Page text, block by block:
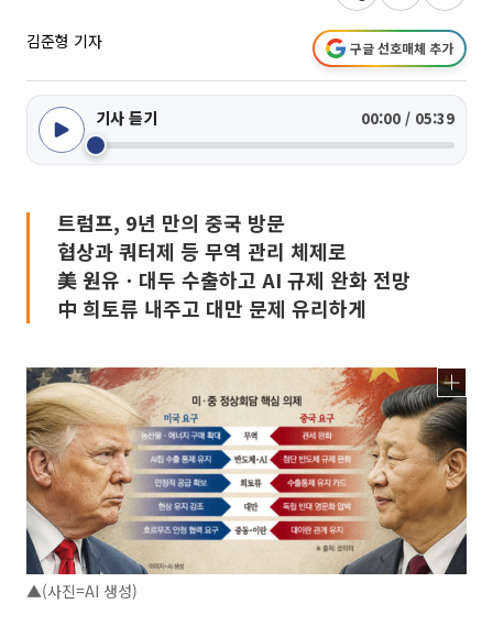
김준형 기자 구글 선호매체 추가
기사 듣기 00:00 / 05:39
트럼프, 9년 만의 중국 방문
협상과 쿼터제 등 무역 관리 체제로
美 원유ㆍ대두 수출하고 AI 규제 완화 전망
中 희토류 내주고 대만 문제 유리하게
▲(사진=AI 생성)